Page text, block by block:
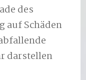
des
auf Schäden
darstellen